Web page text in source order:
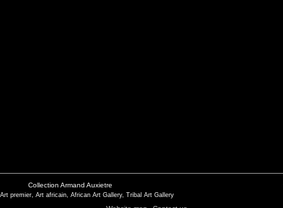
Collection Armand Auxietre
premier, Art africain, African Art Gallery, Tribal Art Gallery